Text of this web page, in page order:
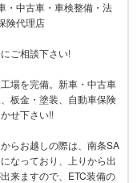
・中古車・車検整備・法
険代理店
ご相談下さい!
場を完備。新車・中古車
板金・塗装、自動車保険
せ下さい!!
らお越しの際は、南条SA
なっており、上りから出
来ますので、ETC装備の